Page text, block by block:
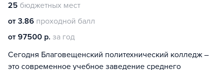
25 бюджетных мест
от 3.86 проходной балл
от 97500 р. за год
Сегодня Благовещенский политехнический колледж –
это современное учебное заведение среднего